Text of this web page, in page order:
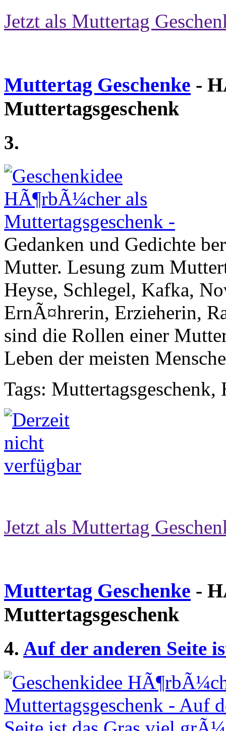
Jetzt als Muttertag
Muttertag Geschenke -
Muttertagsgeschenk
3.
Gedanken und Gedichte
Mutter. Lesung zum
Heyse, Schlegel, Kafka,
ErnÃ¤hrerin, Erzieherin,
sind die Rollen einer
Leben der meisten
Tags: Muttertagsgeschenk,
Jetzt als Muttertag
Muttertag Geschenke -
Muttertagsgeschenk
4. Auf der anderen Seite